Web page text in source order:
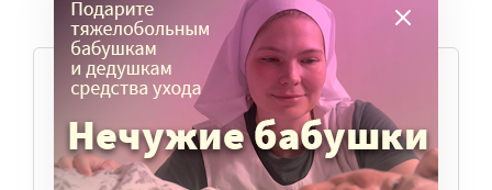
ТЕМЫ
Вера
Законы